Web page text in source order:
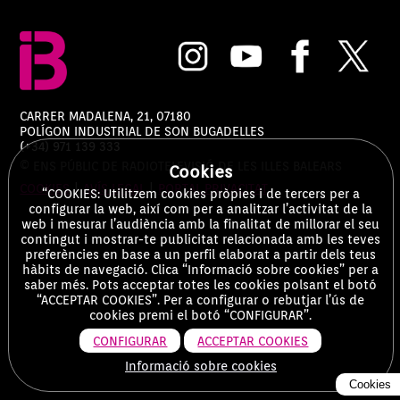
CARRER MADALENA, 21, 07180
POLÍGON INDUSTRIAL DE SON BUGADELLES
(+34) 971 139 333
© ENS PÚBLIC DE RADIOTELEVISIÓ DE LES ILLES BALEARS
COOKIES|AVÍS LEGAL| PORTAL PRIVACITAT
Cookies
Cookies
“COOKIES: Utilitzem cookies pròpies i de tercers per a
configurar la web, així com per a analitzar l’activitat de la
web i mesurar l’audiència amb la finalitat de millorar el seu
contingut i mostrar-te publicitat relacionada amb les teves
preferències en base a un perfil elaborat a partir dels teus
hàbits de navegació. Clica “Informació sobre cookies” per a
saber més. Pots acceptar totes les cookies polsant el botó
“ACCEPTAR COOKIES”. Per a configurar o rebutjar l’ús de
cookies premi el botó “CONFIGURAR”.
CONFIGURAR
ACCEPTAR COOKIES
Informació sobre cookies